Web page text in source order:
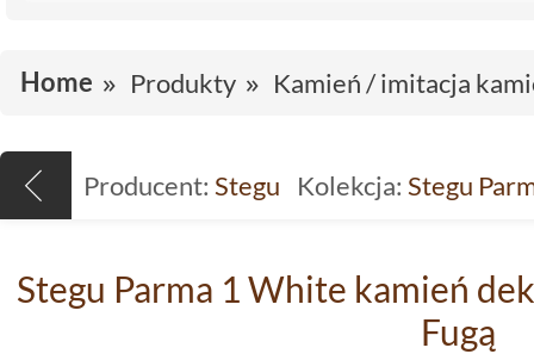
Home Produkty Kamień / imitacja
Producent: Stegu Kolekcja: Stegu
Stegu Parma 1 White kamień
Fugą